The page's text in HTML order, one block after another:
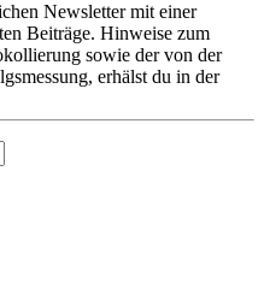
Newsletter mit einer
Beiträge. Hinweise zum
sowie der von der
erhälst du in der